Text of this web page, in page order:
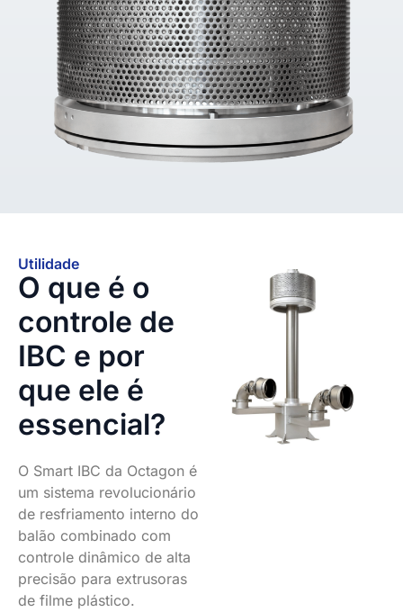
Utilidade
O que é o
controle de
IBC e por
que ele é
essencial?
O Smart IBC da Octagon é
um sistema revolucionário
de resfriamento interno do
balão combinado com
controle dinâmico de alta
precisão para extrusoras
de filme plástico.